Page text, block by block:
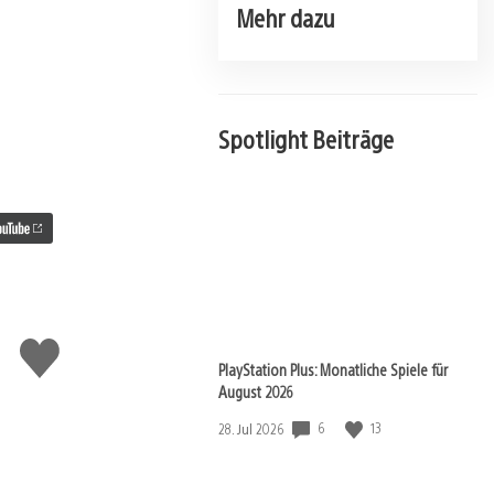
Gefällt
mir
Mehr dazu
Spotlight Beiträge
PlayStation Plus: Monatliche Spiele für
August 2026
Veröffentlichungsdatum:
28. Jul 2026 6 13